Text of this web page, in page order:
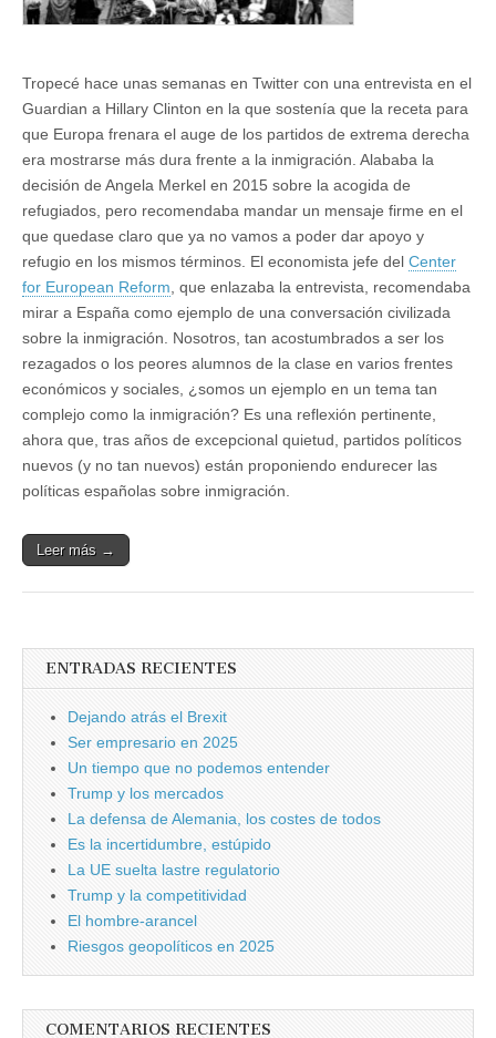
Tropecé hace unas semanas en Twitter con una entrevista en el
Guardian a Hillary Clinton en la que sostenía que la receta para
que Europa frenara el auge de los partidos de extrema derecha
era mostrarse más dura frente a la inmigración. Alababa la
decisión de Angela Merkel en 2015 sobre la acogida de
refugiados, pero recomendaba mandar un mensaje firme en el
que quedase claro que ya no vamos a poder dar apoyo y
refugio en los mismos términos. El economista jefe del Center
for European Reform , que enlazaba la entrevista, recomendaba
mirar a España como ejemplo de una conversación civilizada
sobre la inmigración. Nosotros, tan acostumbrados a ser los
rezagados o los peores alumnos de la clase en varios frentes
económicos y sociales, ¿somos un ejemplo en un tema tan
complejo como la inmigración? Es una reflexión pertinente,
ahora que, tras años de excepcional quietud, partidos políticos
nuevos (y no tan nuevos) están proponiendo endurecer las
políticas españolas sobre inmigración.
Leer más →
ENTRADAS RECIENTES
Dejando atrás el Brexit
Ser empresario en 2025
Un tiempo que no podemos entender
Trump y los mercados
La defensa de Alemania, los costes de todos
Es la incertidumbre, estúpido
La UE suelta lastre regulatorio
Trump y la competitividad
El hombre-arancel
Riesgos geopolíticos en 2025
COMENTARIOS RECIENTES